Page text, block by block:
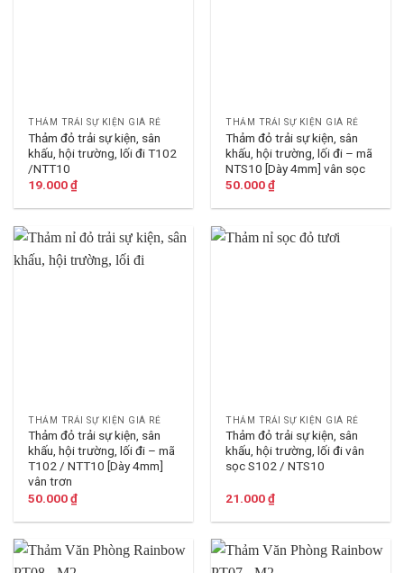
THẢM TRẢI SỰ KIỆN GIÁ RẺ
Thảm đỏ trải sự kiện, sân
khấu, hội trường, lối đi T102
/NTT10
19.000₫
THẢM TRẢI SỰ KIỆN GIÁ RẺ
Thảm đỏ trải sự kiện, sân
khấu, hội trường, lối đi – mã
NTS10 [Dày 4mm] vân sọc
50.000₫
THẢM TRẢI SỰ KIỆN GIÁ RẺ
Thảm đỏ trải sự kiện, sân
khấu, hội trường, lối đi – mã
T102 / NTT10 [Dày 4mm]
vân trơn
50.000₫
THẢM TRẢI SỰ KIỆN GIÁ RẺ
Thảm đỏ trải sự kiện, sân
khấu, hội trường, lối đi vân
sọc S102 / NTS10
21.000₫